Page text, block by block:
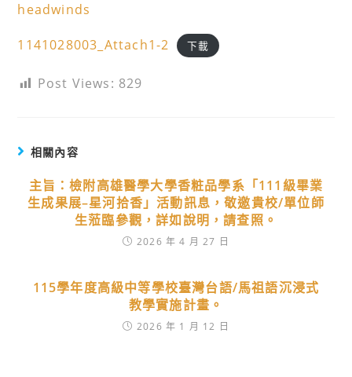
headwinds
1141028003_Attach1-2 下載
Post Views: 829
相關內容
主旨：檢附高雄醫學大學香粧品學系「111級畢業
生成果展–星河拾香」活動訊息，敬邀貴校/單位師
生蒞臨參觀，詳如說明，請查照。
2026 年 4 月 27 日
115學年度高級中等學校臺灣台語/馬祖語沉浸式
教學實施計畫。
2026 年 1 月 12 日